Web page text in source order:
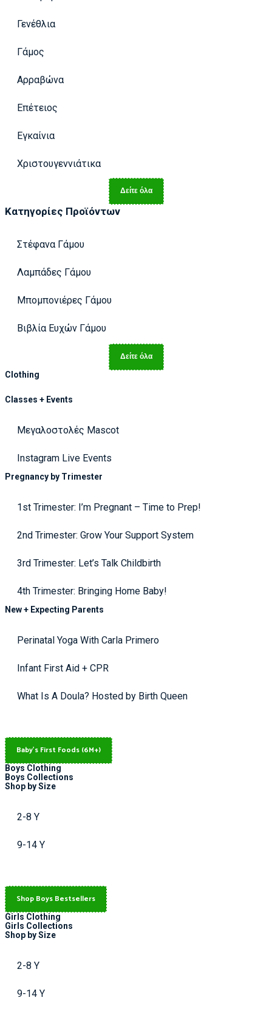
Γενέθλια
Γάμος
Αρραβώνα
Επέτειος
Εγκαίνια
Χριστουγεννιάτικα
Δείτε όλα
Κατηγορίες Προϊόντων
Στέφανα Γάμου
Λαμπάδες Γάμου
Μπομπονιέρες Γάμου
Βιβλία Ευχών Γάμου
Δείτε όλα
Clothing
Classes + Events
Μεγαλοστολές Mascot
Instagram Live Events
Pregnancy by Trimester
1st Trimester: I’m Pregnant – Time to Prep!
2nd Trimester: Grow Your Support System
3rd Trimester: Let’s Talk Childbirth
4th Trimester: Bringing Home Baby!
New + Expecting Parents
Perinatal Yoga With Carla Primero
Infant First Aid + CPR
What Is A Doula? Hosted by Birth Queen
Baby's First Foods (6M+)
Boys Clothing
Boys Collections
Shop by Size
2-8 Y
9-14 Y
Shop Boys Bestsellers
Girls Clothing
Girls Collections
Shop by Size
2-8 Y
9-14 Y